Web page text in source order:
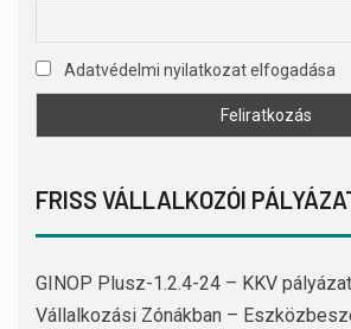
Adatvédelmi nyilatkozat elfogadása
FRISS VÁLLALKOZÓI
GINOP Plusz-1.2.4-24 – KKV
Vállalkozási Zónákban –